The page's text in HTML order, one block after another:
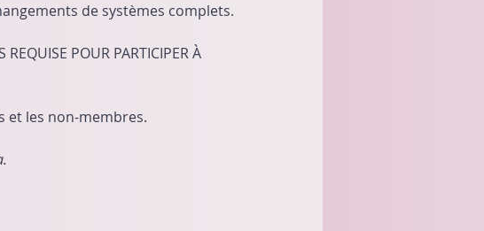
de systèmes complets.
REQUISE POUR PARTICIPER À
et les non-membres.